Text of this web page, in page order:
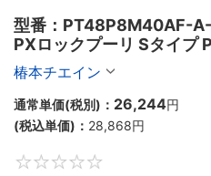
型番：PT48P8M40AF-
PXロックプーリ Sタイプ
椿本チエイン
通常単価(税別)： 26,244円
(税込単価)： 28,868円